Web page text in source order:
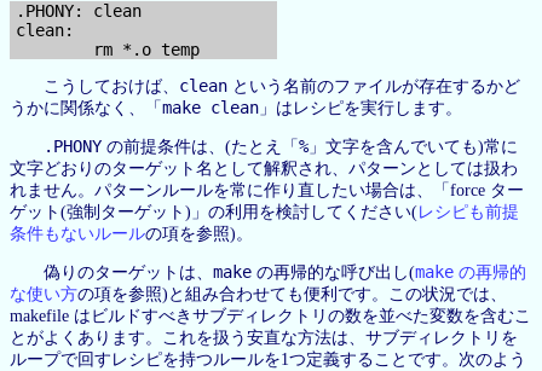
.PHONY: clean
clean:
こうしておけば、 clean という名前のファイルが存在するかど
うかに関係なく、「 make clean 」はレシピを実行します。
.PHONY の前提条件は、(たとえ「 %」文字を含んでいても)常に
文字どおりのターゲット名として解釈され、パターンとしては扱わ
れません。パターンルールを常に作り直したい場合は、「force ター
ゲット(強制ターゲット)」の利用を検討してください(レシピも前提
条件もないルールの項を参照)。
偽りのターゲットは、 make の再帰的な呼び出し(make の再帰的
な使い方の項を参照)と組み合わせても便利です。この状況では、
makefile はビルドすべきサブディレクトリの数を並べた変数を含むこ
とがよくあります。これを扱う安直な方法は、サブディレクトリを
ループで回すレシピを持つルールを1つ定義することです。次のよう